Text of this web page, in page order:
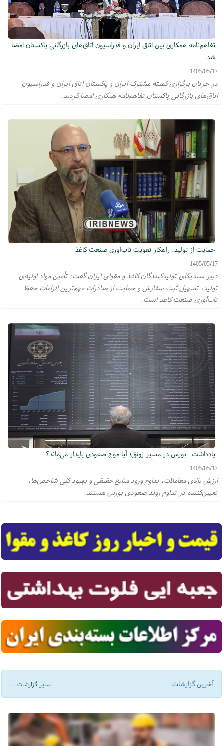
تفاهم‌نامه همکاری بین اتاق ایران و فدراسیون اتاق‌های بازرگانی پاکستان امضا
شد
1405/05/17
در جریان برگزاری کمیته مشترک ایران و پاکستان اتاق ایران و فدراسیون
اتاق‌های بازرگانی پاکستان تفاهم‌نامه همکاری امضا کردند.
حمایت از تولید، راهکار تقویت تاب‌آوری صنعت کاغذ
1405/05/17
دبیر سندیکای تولیدکنندگان کاغذ و مقوای ایران گفت: تأمین مواد اولیه‌ی
تولید، تسهیل ثبت سفارش و حمایت از صادرات مهم‌ترین الزامات حفظ
تاب‌آوری صنعت کاغذ است.
یادداشت | بورس در مسیر رونق؛ آیا موج صعودی پایدار می‌ماند؟
1405/05/17
ارزش بالای معاملات، تداوم ورود منابع حقیقی و بهبود کلی شاخص‌ها،
تعیین‌کننده در تداوم روند صعودی بورس هستند.
آخرین گزارشات سایر گزارشات ...